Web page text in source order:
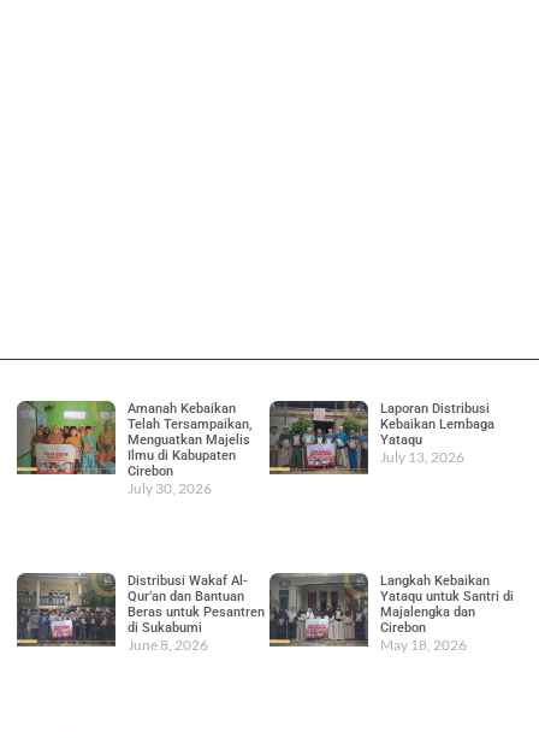
Amanah Kebaikan
Telah Tersampaikan,
Menguatkan Majelis
Ilmu di Kabupaten
Cirebon
July 30, 2026
Laporan Distribusi
Kebaikan Lembaga
Yataqu
July 13, 2026
Distribusi Wakaf Al-
Qur’an dan Bantuan
Beras untuk Pesantren
di Sukabumi
June 8, 2026
Langkah Kebaikan
Yataqu untuk Santri di
Majalengka dan
Cirebon
May 18, 2026